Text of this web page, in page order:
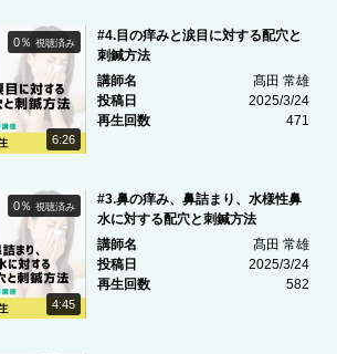
6:26
0％視聴済み
#4.目の痒みと涙目に対する配穴と
刺鍼方法
講師名
髙田 常雄
投稿日
2025/3/24
再生回数
471
4:45
0％視聴済み
#3.鼻の痒み、鼻詰まり、水様性鼻
水に対する配穴と刺鍼方法
講師名
髙田 常雄
投稿日
2025/3/24
再生回数
582